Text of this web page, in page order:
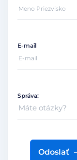
E-mail
Správa:
Odoslať